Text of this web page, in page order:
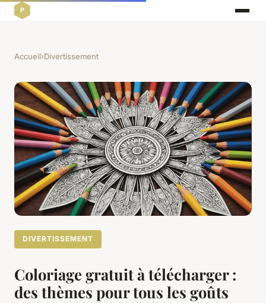
Accueil›Divertissement
DIVERTISSEMENT
Coloriage gratuit à télécharger :
des thèmes pour tous les goûts